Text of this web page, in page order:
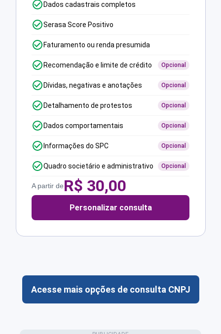
Dados cadastrais completos
Serasa Score Positivo
Faturamento ou renda presumida
Recomendação e limite de crédito Opcional
Dívidas, negativas e anotações Opcional
Detalhamento de protestos Opcional
Dados comportamentais Opcional
Informações do SPC Opcional
Quadro societário e administrativo Opcional
A partir deR$ 30,00
Personalizar consulta
Acesse mais opções de consulta CNPJ